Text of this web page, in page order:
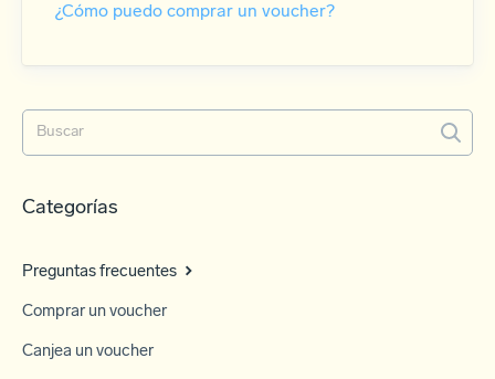
¿Cómo puedo comprar un voucher?
Categorías
Preguntas frecuentes
Comprar un voucher
Canjea un voucher